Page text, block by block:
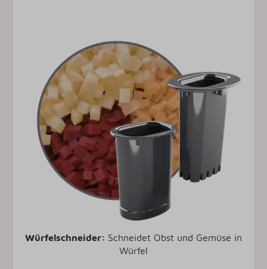
Würfelschneider: Schneidet Obst und Gemüse in
Würfel